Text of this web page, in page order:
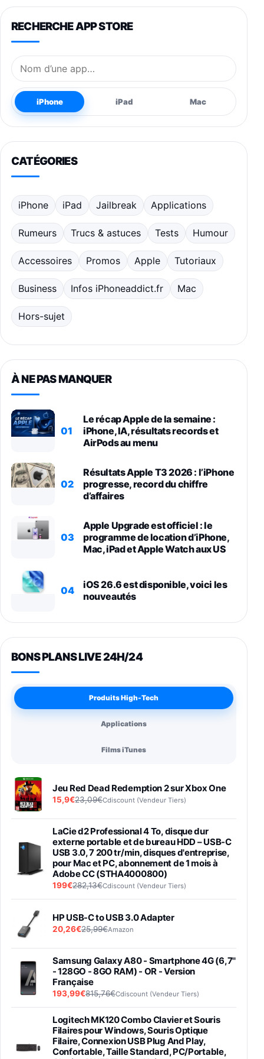
RECHERCHE APP STORE
Nom de l’application
iPhone iPad Mac
CATÉGORIES
iPhone iPad Jailbreak Applications
Rumeurs Trucs & astuces Tests Humour
Accessoires Promos Apple Tutoriaux
Business Infos iPhoneaddict.fr Mac
Hors-sujet
À NE PAS MANQUER
01
Le récap Apple de la semaine :
iPhone, IA, résultats records et
AirPods au menu
02
Résultats Apple T3 2026 : l’iPhone
progresse, record du chiffre
d’affaires
03
Apple Upgrade est officiel : le
programme de location d’iPhone,
Mac, iPad et Apple Watch aux US
04
iOS 26.6 est disponible, voici les
nouveautés
BONS PLANS LIVE 24H/24
Produits High-Tech
Applications
Films iTunes
Jeu Red Dead Redemption 2 sur Xbox One
15,9€23,09€Cdiscount (Vendeur Tiers)
LaCie d2 Professional 4 To, disque dur
externe portable et de bureau HDD – USB-C
USB 3.0, 7 200 tr/min, disques d'entreprise,
pour Mac et PC, abonnement de 1 mois à
Adobe CC (STHA4000800)
199€282,13€Cdiscount (Vendeur Tiers)
HP USB-C to USB 3.0 Adapter
20,26€25,99€Amazon
Samsung Galaxy A80 - Smartphone 4G (6,7''
- 128GO - 8GO RAM) - OR - Version
Française
193,99€815,76€Cdiscount (Vendeur Tiers)
Logitech MK120 Combo Clavier et Souris
Filaires pour Windows, Souris Optique
Filaire, Connexion USB Plug And Play,
Confortable, Taille Standard, PC/Portable,